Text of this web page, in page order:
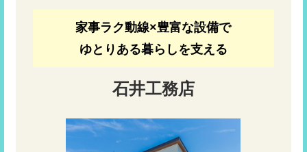
家事ラク動線×豊富な設備で
ゆとりある暮らしを支える
石井工務店